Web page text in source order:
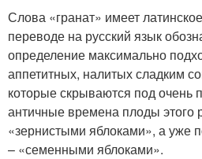
Слова «гранат» имеет
переводе на русский язык
определение максимально
аппетитных, налитых сладким
которые скрываются под очень
античные времена плоды этого
«зернистыми яблоками», а уже
– «семенными яблоками».